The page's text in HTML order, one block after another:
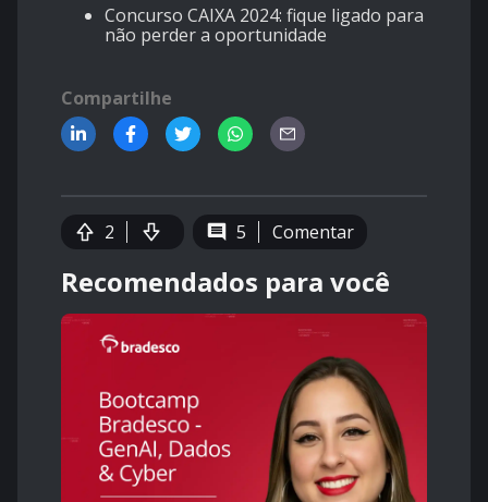
Concurso CAIXA 2024: fique ligado para
não perder a oportunidade
Compartilhe
2 5 Comentar
Recomendados para você